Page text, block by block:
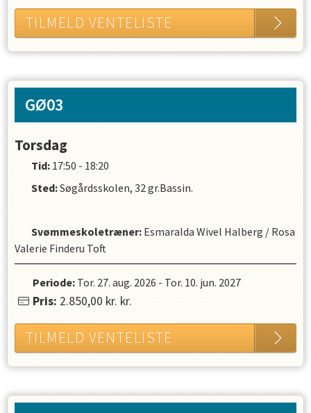
TILMELD VENTELISTE
GØ03
Torsdag
Tid: 17:50 - 18:20
Sted:Søgårdsskolen, 32 gr.Bassin.
Svømmeskoletræner: Esmaralda Wivel Halberg / Rosa
Valerie Finderu Toft
Periode: Tor. 27. aug. 2026 - Tor. 10. jun. 2027
Pris: 2.850,00 kr. kr.
TILMELD VENTELISTE